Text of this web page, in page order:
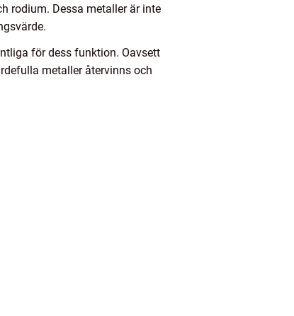
rodium. Dessa metaller är inte
för dess funktion. Oavsett
metaller återvinns och